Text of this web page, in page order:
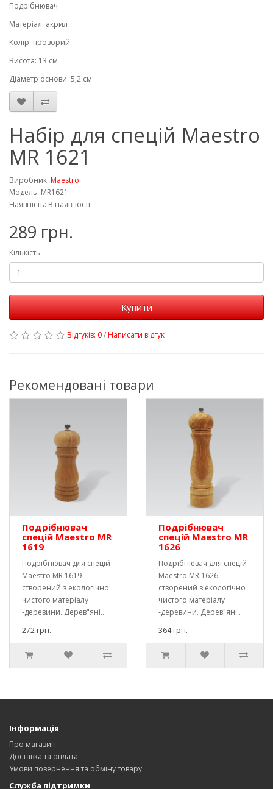
Подрібнювач
Матеріал: акрил
Колір: прозорий
Висота: 13 см
Діаметр основи: 5,2 см
Набір для спецій Maestro
MR 1621
Виробник: Maestro
Модель: MR1621
Наявність: В наявності
289 грн.
Кількість
Купити
Відгуків: 0/Написати відгук
Рекомендовані товари
Подрібнювач
спецій Maestro MR
1619
Подрібнювач для спецій
Maestro MR 1619
створений з екологічно
чистого матеріалу
-деревини. Дерев"яні..
272 грн.
Подрібнювач
спецій Maestro MR
1626
Подрібнювач для спецій
Maestro MR 1626
створений з екологічно
чистого матеріалу
-деревини. Дерев"яні..
364 грн.
Інформація
Про магазин
Доставка та оплата
Умови повернення та обміну товару
Служба підтримки